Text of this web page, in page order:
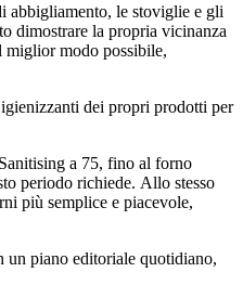
abbigliamento, le stoviglie e gli
dimostrare la propria vicinanza
miglior modo possibile,
dei propri prodotti per
a 75, fino al forno
periodo richiede. Allo stesso
più semplice e piacevole,
un piano editoriale quotidiano,